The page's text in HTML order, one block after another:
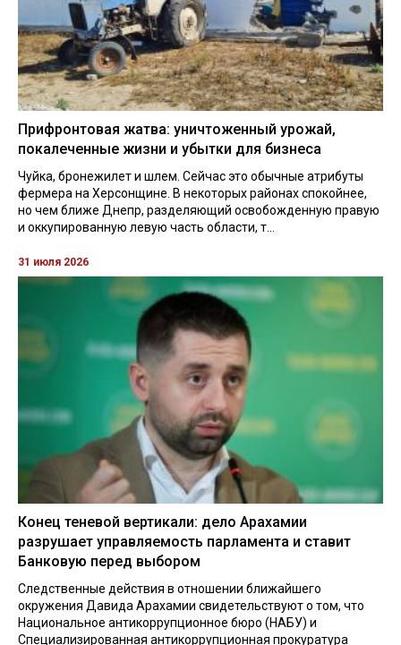
Прифронтовая жатва: уничтоженный урожай,
покалеченные жизни и убытки для бизнеса
Чуйка, бронежилет и шлем. Сейчас это обычные атрибуты
фермера на Херсонщине. В некоторых районах спокойнее,
но чем ближе Днепр, разделяющий освобожденную правую
и оккупированную левую часть области, т...
31 июля 2026
Конец теневой вертикали: дело Арахамии
разрушает управляемость парламента и ставит
Банковую перед выбором
Следственные действия в отношении ближайшего
окружения Давида Арахамии свидетельствуют о том, что
Национальное антикоррупционное бюро (НАБУ) и
Специализированная антикоррупционная прокуратура